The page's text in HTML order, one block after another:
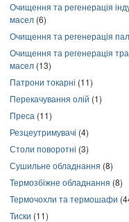
Очищення та регенерація
масел (6)
Очищення та регенерація
Очищення та регенерація
масел (13)
Патрони токарні (11)
Перекачування олій (1)
Преса (11)
Резцеутримувачі (4)
Столи поворотні (3)
Сушильне обладнання (8)
Термозбіжне обладнання (8)
Термочохли та термошафи
Тиски (11)